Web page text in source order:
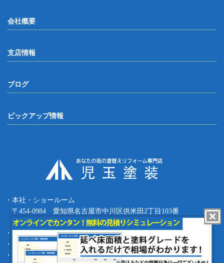
会社概要
支店情報
ブログ
ピックアップ情報
・本社・ショールーム
〒454-0984 愛知県名古屋市中川区供米田2丁目103番
Tel.052-387-8427 Fax.052-387-8497
・四日市支店 〒512-0911 三重県四日市市生桑町270-36
・緑支店 〒458-0801 愛知県名古屋市緑区鳴海町根古屋1-16
・工事部 〒455-0873 愛知県名古屋市港区春田野1丁目1709番地